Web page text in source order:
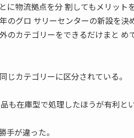
に物流拠点を分 割してもメリット
のグロ サリーセンターの新設を決
カテゴリーをできるだけまと め
カテゴリーに区分されている。
も在庫型で処理したほうが有利と
が違った。